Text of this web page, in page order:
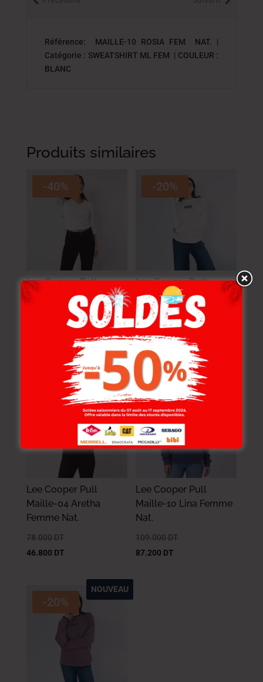
Référence: MAILLE-10 ROSIA FEM NAT. |
Catégorie : SWEATSHIRT ML FEM | COULEUR :
BLANC
Produits similaires
-40%
Lee Cooper Pull
Maille-01 Aretha
Femme Nat.
-20%
Lee Cooper Pull
Maille-02 Lina Femme
Nat.
109.000DT
87.200
-40%
Lee Cooper Pull
Maille-04 Aretha
Femme Nat.
78.000 DT
46.800 DT
-20%
Lee Cooper Pull
Maille-10 Lina Femme
Nat.
109.000 DT
87.200 DT
-20%
NOUVEAU